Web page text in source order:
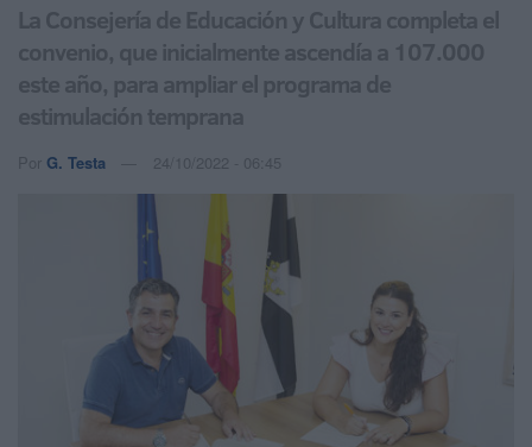
La Consejería de Educación y Cultura completa el
convenio, que inicialmente ascendía a 107.000
este año, para ampliar el programa de
estimulación temprana
Por G. Testa 24/10/2022 - 06:45